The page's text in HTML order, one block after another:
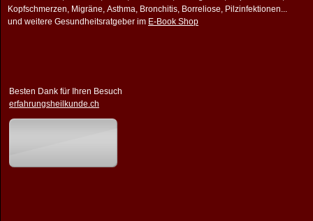
Kopfschmerzen, Migräne, Asthma, Bronchitis, Borreliose, Pilzinfektionen...
und weitere Gesundheitsratgeber im E-Book Shop
Besten Dank für Ihren Besuch
erfahrungsheilkunde.ch